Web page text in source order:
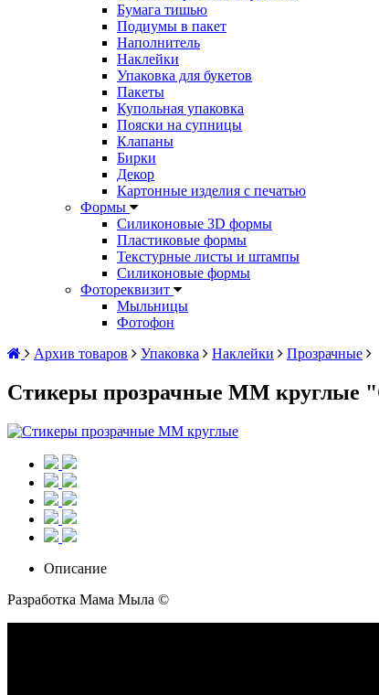
Бумага тишью
Подиумы в пакет
Наполнитель
Наклейки
Упаковка для букетов
Пакеты
Купольная упаковка
Пояски на супницы
Клапаны
Бирки
Декор
Картонные изделия с печатью
Формы
Силиконовые 3D формы
Пластиковые формы
Текстурные листы и штампы
Силиконовые формы
Фотореквизит
Мыльницы
Фотофон
Архив товаров
Упаковка Наклейки Прозрачные
Стикеры прозрачные ММ круглые
Описание
Разработка Мама Мыла ©